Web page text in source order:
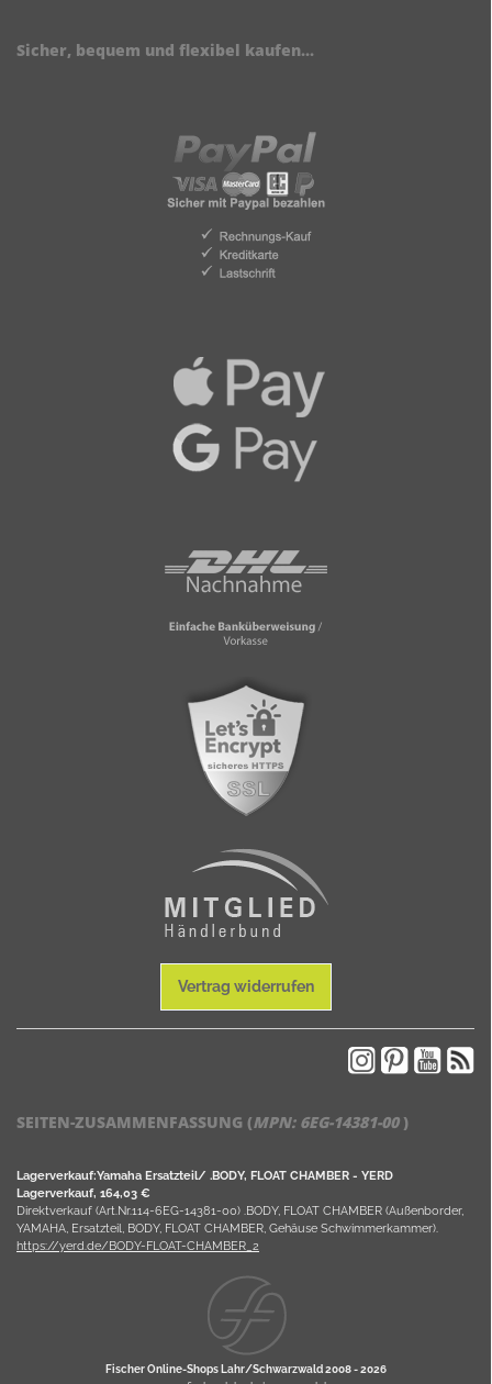
Sicher, bequem und flexibel kaufen...
Vertrag widerrufen
SEITEN-ZUSAMMENFASSUNG (MPN: 6EG-14381-00)
Lagerverkauf:Yamaha Ersatzteil/ .BODY, FLOAT CHAMBER - YERD
Lagerverkauf, 164,03 €
Direktverkauf (Art.Nr.114-6EG-14381-00) .BODY, FLOAT CHAMBER (Außenborder,
YAMAHA, Ersatzteil, BODY, FLOAT CHAMBER, Gehäuse Schwimmerkammer).
https://yerd.de/BODY-FLOAT-CHAMBER_2
Fischer Online-Shops Lahr/Schwarzwald 2008 -2026